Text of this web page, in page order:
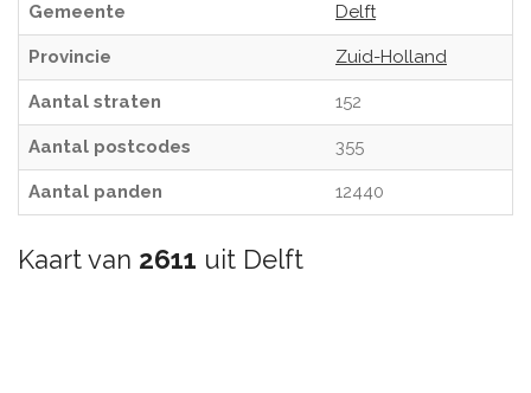
Gemeente Delft
Provincie Zuid-Holland
Aantal straten 152
Aantal postcodes 355
Aantal panden 12440
Kaart van 2611 uit Delft